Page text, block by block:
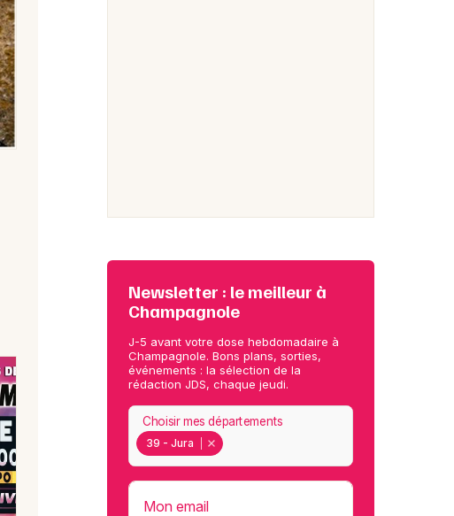
Newsletter : le meilleur à
Champagnole
J-5 avant votre dose hebdomadaire à
Champagnole. Bons plans, sorties,
événements : la sélection de la
rédaction JDS, chaque jeudi.
39 - Jura
Choisir mes départements
Mon email